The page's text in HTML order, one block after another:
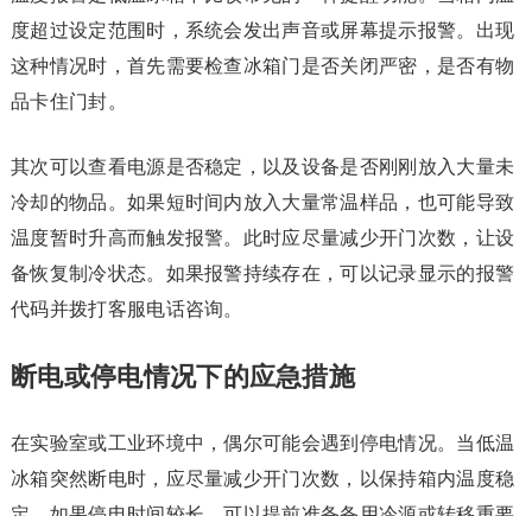
度超过设定范围时，系统会发出声音或屏幕提示报警。出现
这种情况时，首先需要检查冰箱门是否关闭严密，是否有物
品卡住门封。
其次可以查看电源是否稳定，以及设备是否刚刚放入大量未
冷却的物品。如果短时间内放入大量常温样品，也可能导致
温度暂时升高而触发报警。此时应尽量减少开门次数，让设
备恢复制冷状态。如果报警持续存在，可以记录显示的报警
代码并拨打客服电话咨询。
断电或停电情况下的应急措施
在实验室或工业环境中，偶尔可能会遇到停电情况。当低温
冰箱突然断电时，应尽量减少开门次数，以保持箱内温度稳